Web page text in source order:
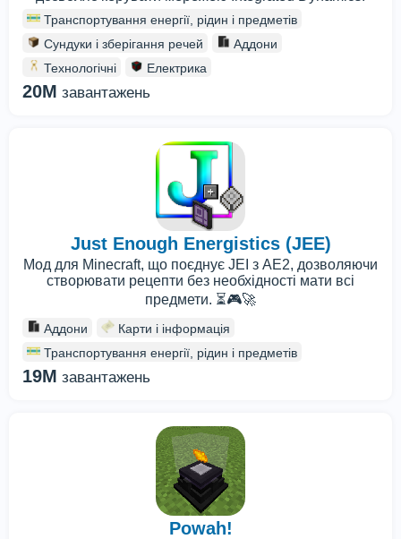
Транспортування енергії, рідин і предметів
Сундуки і зберігання речей
Аддони
Технологічні
Електрика
20M завантажень
Just Enough Energistics (JEE)
Мод для Minecraft, що поєднує JEI з AE2, дозволяючи
створювати рецепти без необхідності мати всі
предмети. ⏳🎮🚀
Аддони
Карти і інформація
Транспортування енергії, рідин і предметів
19M завантажень
Powah!